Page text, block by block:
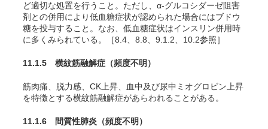
ど適切な処置を行うこと。ただし、α-グルコシダーゼ阻害
剤との併用により低血糖症状が認められた場合にはブドウ
糖を投与すること。なお、低血糖症状はインスリン併用時
に多くみられている。［8.4、8.8、9.1.2、10.2参照］
11.1.5 横紋筋融解症 （頻度不明）
筋肉痛、脱力感、CK上昇、血中及び尿中ミオグロビン上昇
を特徴とする横紋筋融解症があらわれることがある。
11.1.6 間質性肺炎 （頻度不明）